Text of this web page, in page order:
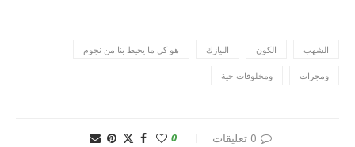
الشهب الكون النيازك هو كل ما يحيط بنا من نجوم
ومجرات ومخلوقات حية
0 تعليقات 0